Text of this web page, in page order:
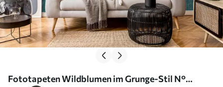
Fototapeten Wildblumen im Grunge-Stil N°